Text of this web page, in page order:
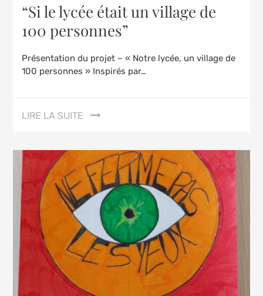
“Si le lycée était un village de
100 personnes”
Présentation du projet – « Notre lycée, un village de
100 personnes » Inspirés par…
LIRE LA SUITE